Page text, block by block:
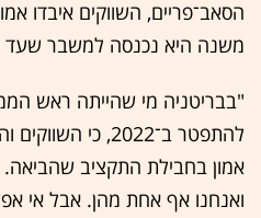
הסאב־פריים, השווקים איבדו
משנה היא נכנסה למשבר שעד
"בבריטניה מי שהייתה ראש
להתפטר ב־2022, כי
אמון בחבילת התקציב שהביאה.
ואנחנו אף אחת מהן. אבל אי